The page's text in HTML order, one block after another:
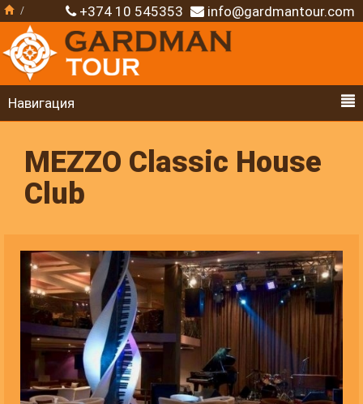
+374 10 545353 info@gardmantour.com
Навигация
MEZZO Classic House
Club